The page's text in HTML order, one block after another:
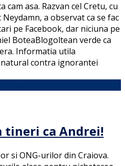
cam asa. Razvan cel Cretu, cu
a observat ca se fac
pe Facebook, dar niciuna pe
BoteaBlogoltean verde ca
Informatia utila
contra ignorantei
tineri ca Andrei!
si ONG-urilor din Craiova.